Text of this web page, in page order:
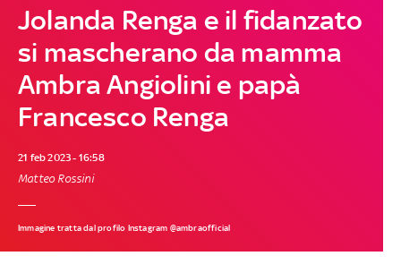
Jolanda Renga e il fidanzato
si mascherano da mamma
Ambra Angiolini e papà
Francesco Renga
21 feb 2023 - 16:58
Matteo Rossini
Immagine tratta dal profilo Instagram @ambraofficial